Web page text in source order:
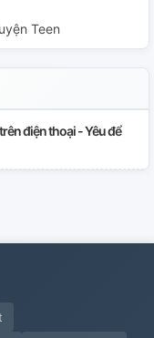
Teen
điện thoại - Yêu để